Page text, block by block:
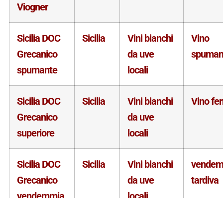
Viogner
Sicilia DOC
Grecanico
spumante
Sicilia
Vini bianchi
da uve
locali
Vino
Sicilia DOC
Grecanico
superiore
Sicilia
Vini bianchi
da uve
locali
Vino
Sicilia DOC
Grecanico
Sicilia
Vini bianchi
da uve
tardiva